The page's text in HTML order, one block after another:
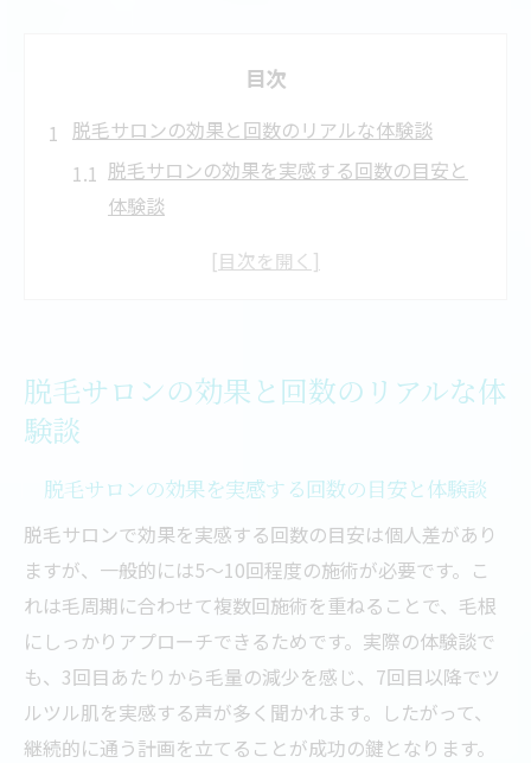
目次
脱毛サロンの効果と回数のリアルな体験談
脱毛サロンの効果を実感する回数の目安と
体験談
実際に脱毛サロンでツルツル肌を目指した
女性脱毛サロン利用者が語る脱毛後の変化
メンズも注目の脱毛サロン体験談と効果の
脱毛サロン選びで重視すべき効果と回数の
ポイント
医療脱毛とサロン脱毛の効果の違いをわか
りやすく解説
脱毛の持続性や安全性は医療とサロンでど
脱毛サロンの効果と回数のリアルな体
験談
脱毛サロンの効果を実感する回数の目安と体験談
脱毛サロンで効果を実感する回数の目安は個人差があり
ますが、一般的には5～10回程度の施術が必要です。こ
れは毛周期に合わせて複数回施術を重ねることで、毛根
にしっかりアプローチできるためです。実際の体験談で
も、3回目あたりから毛量の減少を感じ、7回目以降でツ
ルツル肌を実感する声が多く聞かれます。したがって、
継続的に通う計画を立てることが成功の鍵となります。